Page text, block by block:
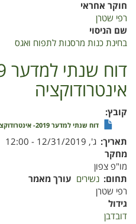
תפוח
ואגס
חוקר אחראי
רפי שטרן
שם הניסוי
בחינת כנות מרסנות לתפוח ואגס
אינטרודוקציה
קובץ
דוח שנתי למדער 2019- אינטרודוקציה
תאריך ג', 12/31/2019 - 12:00
מחקר
מו"פ צפון
תחום נשירים עורך מאמר
רפי שטרן
גידול
דובדבן